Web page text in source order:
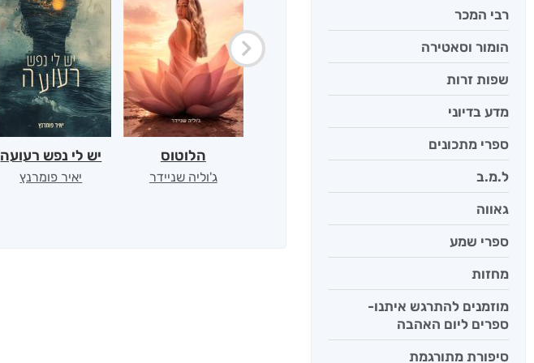
רבי המכר
הומור וסאטירה
שפות זרות
מדע בדיוני
ספרי מתכונים
ל.מ.ב
גאווה
ספרי שמע
מחזות
מוזמנים להתרגש איתנו-
ספרים ליום האהבה
סיפורת מתורגמת
הלוטוס
ג'וליה שניידר
יש לי נפש רעועה
יאיר פומרנץ